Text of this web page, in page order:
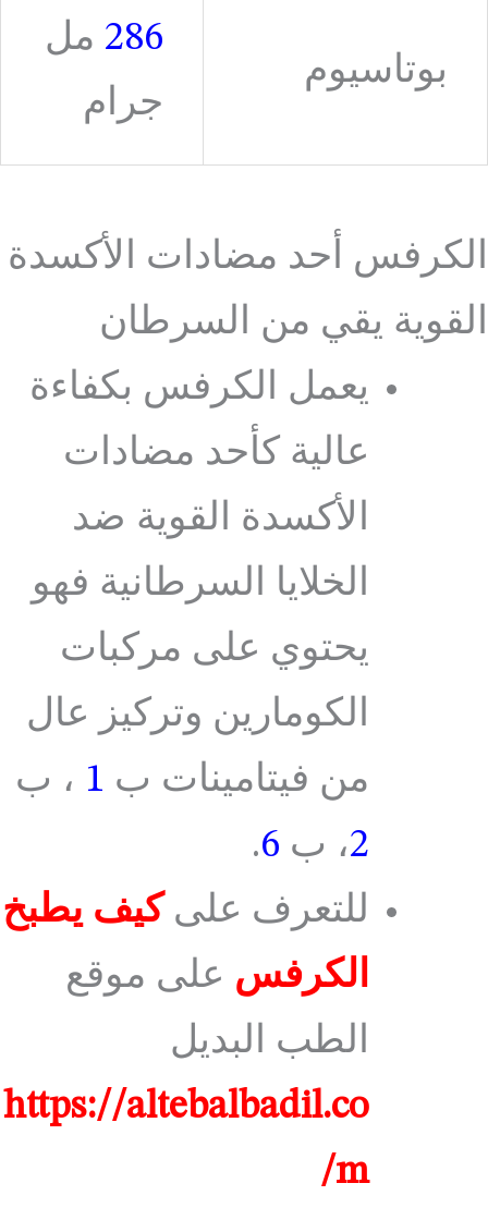
بوتاسيوم
286 مل
جرام
الكرفس أحد مضادات الأكسدة
القوية يقي من السرطان
يعمل الكرفس بكفاءة
عالية كأحد مضادات
الأكسدة القوية ضد
الخلايا السرطانية فهو
يحتوي على مركبات
الكومارين وتركيز عال
من فيتامينات ب 1 ، ب
2، ب 6
.
للتعرف على كيف يطبخ
الكرفس على موقع
الطب البديل
https://altebalbadil.co
m/